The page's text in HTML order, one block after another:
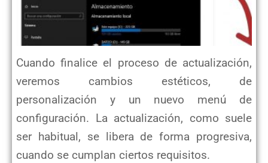
Cuando finalice el proceso de actualización,
veremos cambios estéticos, de
personalización y un nuevo menú de
configuración. La actualización, como suele
ser habitual, se libera de forma progresiva,
cuando se cumplan ciertos requisitos.